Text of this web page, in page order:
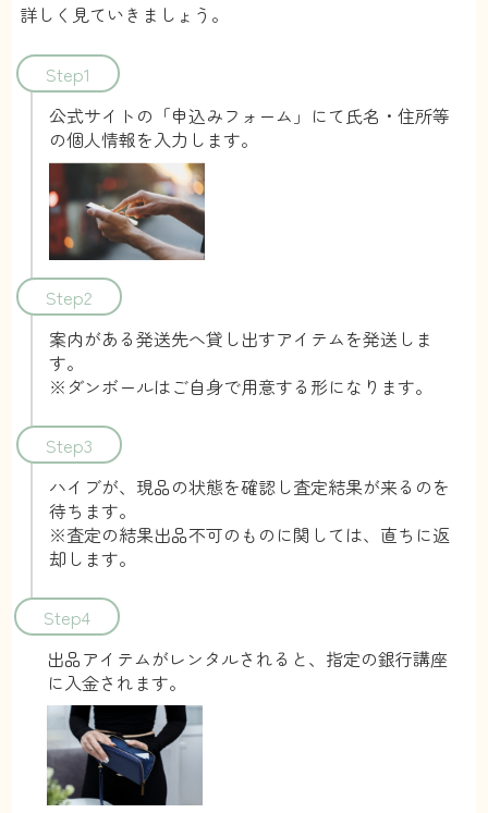
詳しく見ていきましょう。
Step1
公式サイトの「申込みフォーム」にて氏名・住所等
の個人情報を入力します。
Step2
案内がある発送先へ貸し出すアイテムを発送しま
す。
※ダンボールはご自身で用意する形になります。
Step3
ハイブが、現品の状態を確認し査定結果が来るのを
待ちます。
※査定の結果出品不可のものに関しては、直ちに返
却します。
Step4
出品アイテムがレンタルされると、指定の銀行講座
に入金されます。